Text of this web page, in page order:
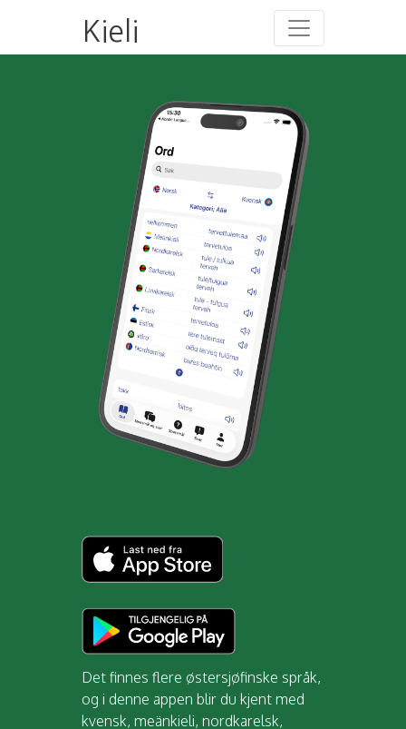
Kieli
Det finnes flere østersjøfinske språk,
og i denne appen blir du kjent med
kvensk, meänkieli, nordkarelsk,